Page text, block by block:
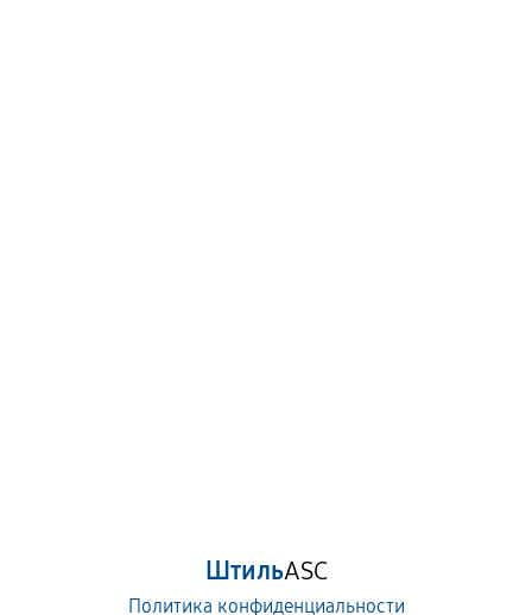
ШтильASC
Политика конфиденциальности